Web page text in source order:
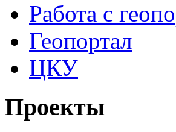
Работа с
Геопортал
ЦКУ
Проекты